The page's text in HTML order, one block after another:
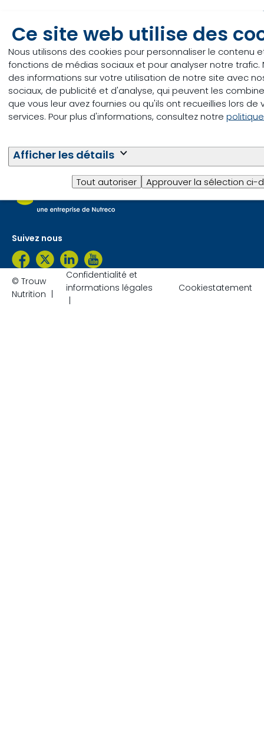
Ce site web utilise des
Nous utilisons des cookies pour personnaliser le contenu
fonctions de médias sociaux et pour analyser notre
des informations sur votre utilisation de notre site avec
sociaux, de publicité et d'analyse, qui peuvent les
que vous leur avez fournies ou qu'ils ont recueillies lors de
services. Pour plus d'informations, consultez notre
Afficher les détails
Tout autoriser Approuver la sélection ci-
Questions ou
problèmes?
Contacter le service client
Suivez nous
© Trouw
Nutrition
Confidentialité et
informations légales
Cookiestatement